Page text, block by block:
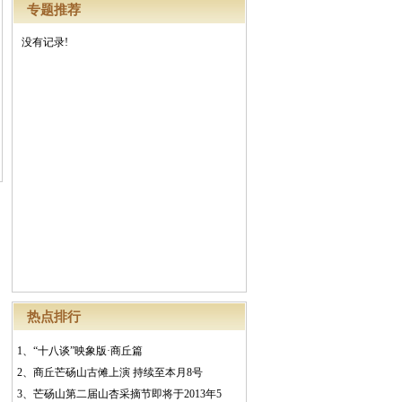
专题推荐
没有记录!
热点排行
1、 “十八谈”映象版·商丘篇
2、 商丘芒砀山古傩上演 持续至本月8号
3、 芒砀山第二届山杏采摘节即将于2013年5